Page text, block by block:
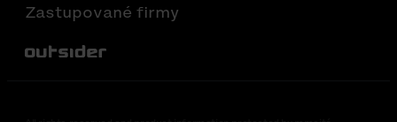
Zastupované firmy
Out-Sider